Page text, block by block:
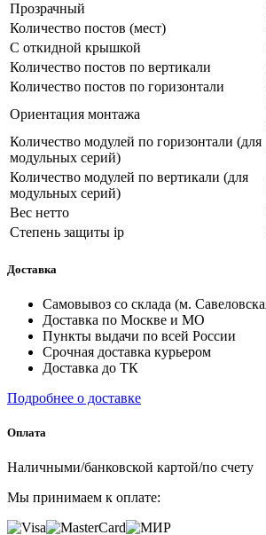
Прозрачный
Количество постов (мест)
С откидной крышкой
Количество постов по вертикали
Количество постов по горизонтали
Ориентация монтажа
Количество модулей по горизонтали (для
модульных серий)
Количество модулей по вертикали (для
модульных серий)
Вес нетто
Степень защиты ip
Доставка
Самовывоз со склада (м.
Доставка по Москве и МО
Пункты выдачи по всей России
Срочная доставка курьером
Доставка до ТК
Подробнее о доставке
Оплата
Наличными/банковской картой/по счету
Мы принимаем к оплате: